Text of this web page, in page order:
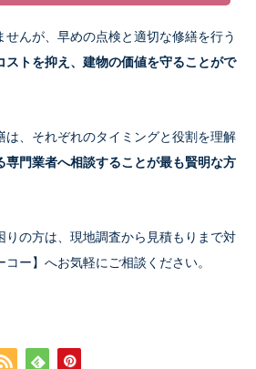
んが、早めの点検と適切な修繕を行う
ストを抑え、建物の価値を守ることがで
は、それぞれのタイミングと役割を理解
専門業者へ相談することが最も賢明な方
りの方は、現地調査から見積もりまで対
ー】へお気軽にご相談ください。